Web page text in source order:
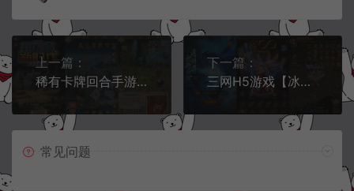
上一篇：
稀有卡牌回合手游【伟大航路四王版】11月最新整理Linux手工服务端+六区+CDK卡密授权后台+安卓+详细搭建教程
下一篇：
三网H5游戏【冰雪雷霆H5金装跨服战版】12月最新整理Linux手工服务端+两个区+总后台+GM授权后台+详细搭建教程
常见问题